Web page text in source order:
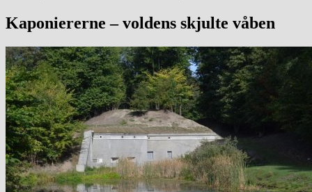
Kaponiererne – voldens skjulte våben